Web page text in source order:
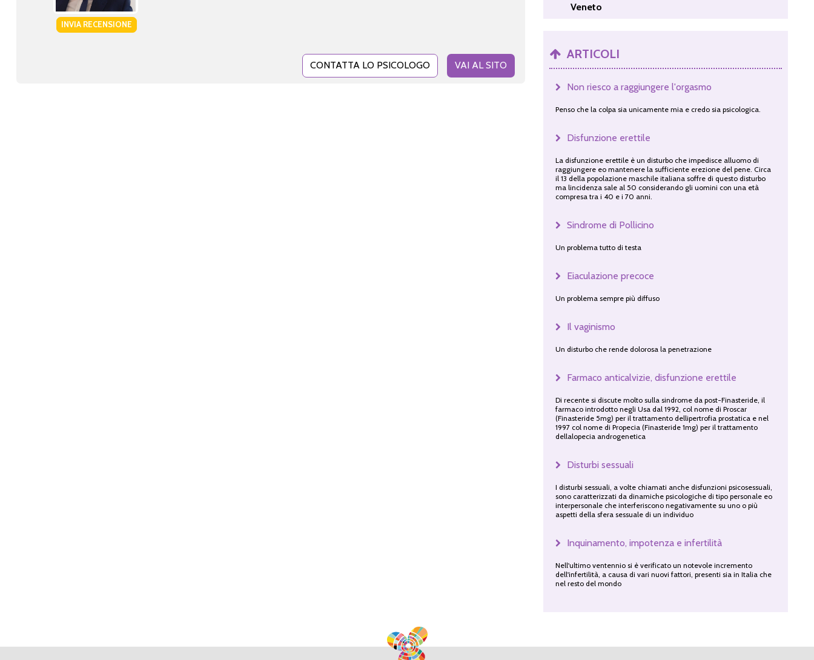
INVIA RECENSIONE
CONTATTA LO PSICOLOGO VAI AL SITO
Veneto
ARTICOLI
Non riesco a raggiungere l'orgasmo
Penso che la colpa sia unicamente mia e credo sia psicologica.
Disfunzione erettile
La disfunzione erettile è un disturbo che impedisce alluomo di
raggiungere eo mantenere la sufficiente erezione del pene. Circa
il 13 della popolazione maschile italiana soffre di questo disturbo
ma lincidenza sale al 50 considerando gli uomini con una età
compresa tra i 40 e i 70 anni.
Sindrome di Pollicino
Un problema tutto di testa
Eiaculazione precoce
Un problema sempre più diffuso
Il vaginismo
Un disturbo che rende dolorosa la penetrazione
Farmaco anticalvizie, disfunzione erettile
Di recente si discute molto sulla sindrome da post-Finasteride, il
farmaco introdotto negli Usa dal 1992, col nome di Proscar
(Finasteride 5mg) per il trattamento dellipertrofia prostatica e nel
1997 col nome di Propecia (Finasteride 1mg) per il trattamento
dellalopecia androgenetica
Disturbi sessuali
I disturbi sessuali, a volte chiamati anche disfunzioni psicosessuali,
sono caratterizzati da dinamiche psicologiche di tipo personale eo
interpersonale che interferiscono negativamente su uno o più
aspetti della sfera sessuale di un individuo
Inquinamento, impotenza e infertilità
Nell'ultimo ventennio si è verificato un notevole incremento
dell'infertilità, a causa di vari nuovi fattori, presenti sia in Italia che
nel resto del mondo